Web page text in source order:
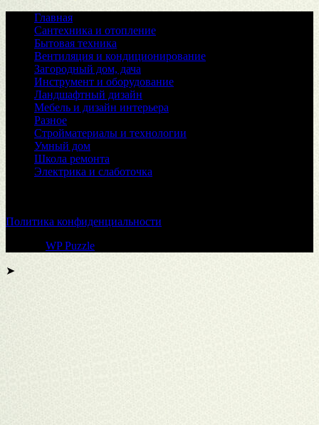
Главная
Сантехника и отопление
Бытовая техника
Вентиляция и кондиционирование
Загородный дом, дача
Инструмент и оборудование
Ландшафтный дизайн
Мебель и дизайн интерьера
Разное
Стройматериалы и технологии
Умный дом
Школа ремонта
Электрика и слаботочка
Политика конфиденциальности
WP Puzzle
➤